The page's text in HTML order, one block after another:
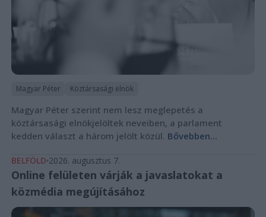
Magyar Péter Köztársasági elnök
Magyar Péter szerint nem lesz meglepetés a
köztársasági elnökjelöltek neveiben, a parlament
kedden választ a három jelölt közül. Bővebben...
BELFÖLD 2026. augusztus 7.
Online felületen várják a javaslatokat a
közmédia megújításához